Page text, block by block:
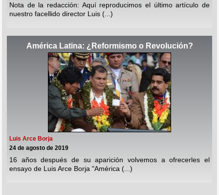
Nota de la redacción: Aquí reproducimos el último artículo de
nuestro facellido director Luis (...)
América Latina: ¿Reformismo o Revolución?
Luis Arce Borja
24 de agosto de 2019
16 años después de su aparición volvemos a ofrecerles el
ensayo de Luis Arce Borja "América (...)